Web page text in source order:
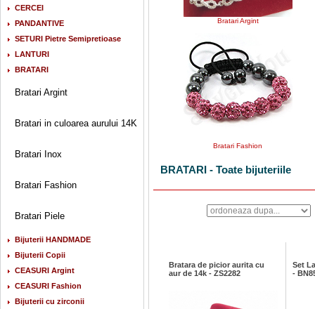
CERCEI
PANDANTIVE
SETURI Pietre Semipretioase
LANTURI
BRATARI
Bratari Argint
Bratari in culoarea aurului 14K
Bratari Inox
Bratari Fashion
Bratari Piele
Bijuterii HANDMADE
Bijuterii Copii
CEASURI Argint
CEASURI Fashion
Bijuterii cu zirconii
Bratari Argint
Bratari Fashion
BRATARI - Toate bijuteriile
Bratara de picior aurita cu
aur de 14k - ZS2282
Set
-